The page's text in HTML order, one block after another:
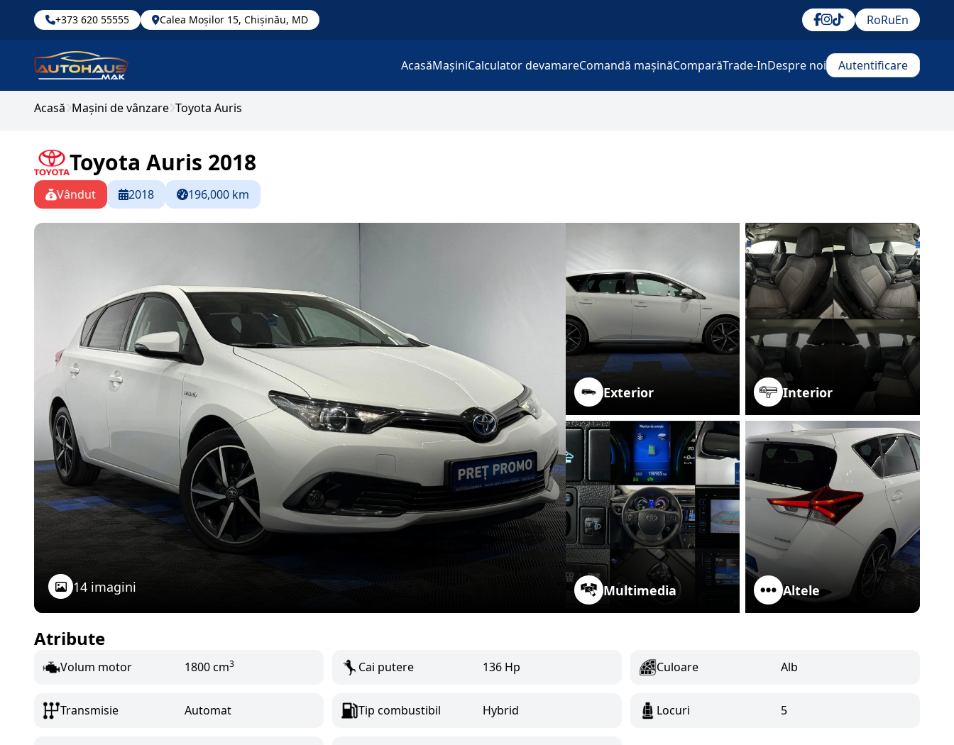
+373 620 55555 Calea Moșilor 15, Chișinău, MD RoRuEn
AcasăMașiniCalculator devamareComandă mașinăComparăTrade-InDespre noi Autentificare
Acasă Mașini de vânzare Toyota Auris
Toyota Auris 2018
Vândut 2018 196,000 km
14 imagini
Exterior Interior
Multimedia Altele
Atribute
Volum motor 1800 cm3 Cai putere 136 Hp Culoare Alb
Transmisie Automat Tip combustibil Hybrid Locuri 5